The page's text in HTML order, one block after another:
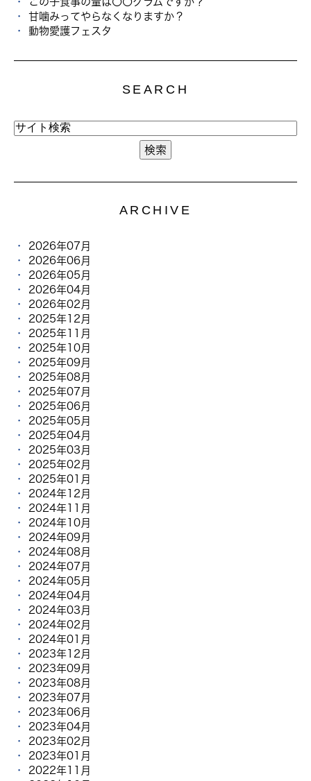
甘噛みってやらなくなりますか？
動物愛護フェスタ
SEARCH
ARCHIVE
2026年07月
2026年06月
2026年05月
2026年04月
2026年02月
2025年12月
2025年11月
2025年10月
2025年09月
2025年08月
2025年07月
2025年06月
2025年05月
2025年04月
2025年03月
2025年02月
2025年01月
2024年12月
2024年11月
2024年10月
2024年09月
2024年08月
2024年07月
2024年05月
2024年04月
2024年03月
2024年02月
2024年01月
2023年12月
2023年09月
2023年08月
2023年07月
2023年06月
2023年04月
2023年02月
2023年01月
2022年11月